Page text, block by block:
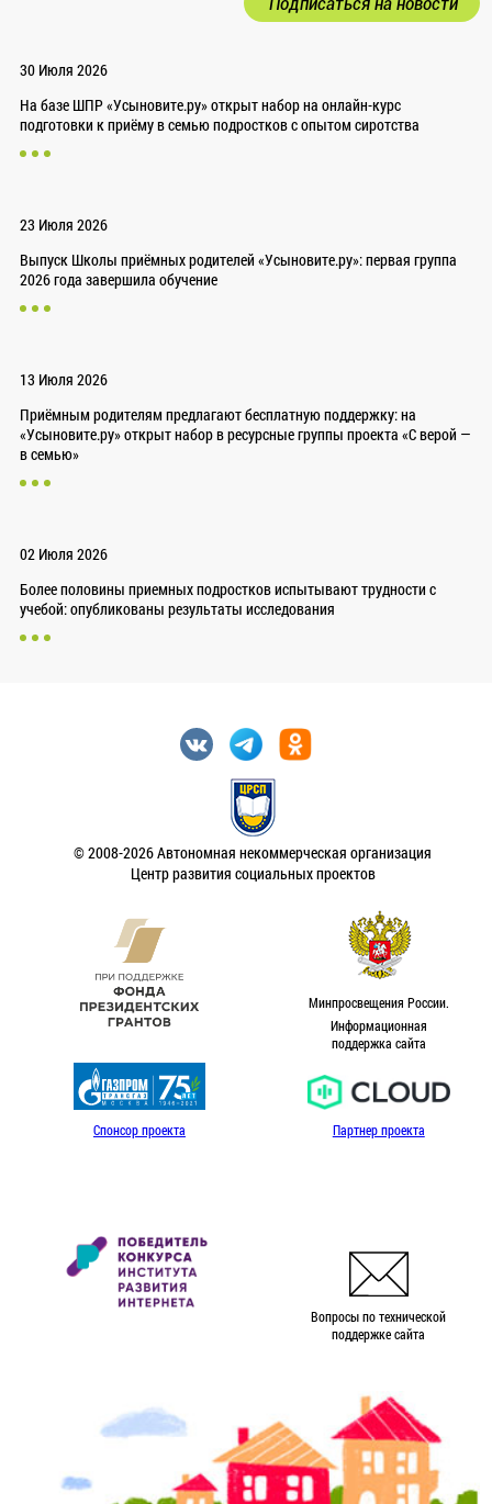
30 Июля 2026
На базе ШПР «Усыновите.ру» открыт набор на онлайн-курс
подготовки к приёму в семью подростков с опытом сиротства
23 Июля 2026
Выпуск Школы приёмных родителей «Усыновите.ру»: первая группа
2026 года завершила обучение
13 Июля 2026
Приёмным родителям предлагают бесплатную поддержку: на
«Усыновите.ру» открыт набор в ресурсные группы проекта «С верой —
в семью»
02 Июля 2026
Более половины приемных подростков испытывают трудности с
учебой: опубликованы результаты исследования
© 2008-2026 Автономная некоммерческая организация
Центр развития социальных проектов
Минпросвещения России.
Информационная
поддержка сайта
Спонсор проекта Партнер проекта
Вопросы по технической
поддержке сайта